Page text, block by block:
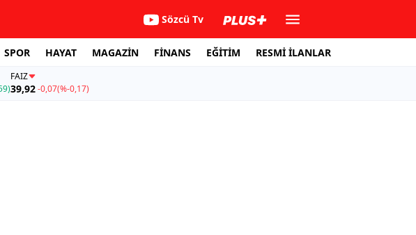
Sözcü Tv
SPOR HAYAT MAGAZİN FİNANS EĞİTİM RESMİ İLANLAR
FAİZ
39,92-0,07(%-0,17)